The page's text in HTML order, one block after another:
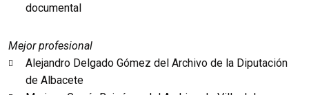
documental
Mejor profesional
Alejandro Delgado Gómez del Archivo de la Diputación
de Albacete